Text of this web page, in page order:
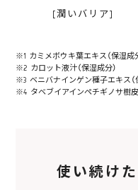
[潤いバリア]
※1 カミメボウキ葉エキス（保湿成
※2 カロット液汁（保湿成分）
※3 ベニバナインゲン種子エキス（
※4 タベブイアインペチギノサ樹皮
使い続け